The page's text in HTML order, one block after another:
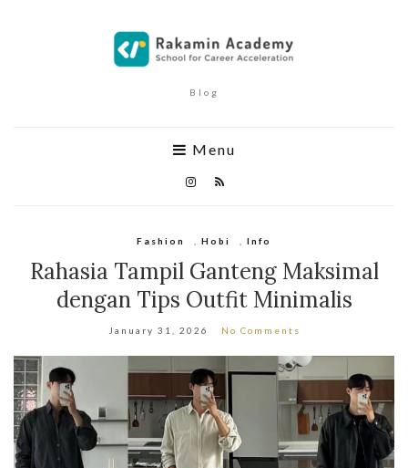
Blog
Menu
Fashion Hobi Info
Rahasia Tampil Ganteng Maksimal
dengan Tips Outfit Minimalis
January 31, 2026 No Comments